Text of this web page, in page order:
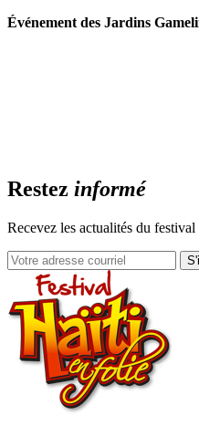
Événement des Jardins
Restez informé
Recevez les actualités du